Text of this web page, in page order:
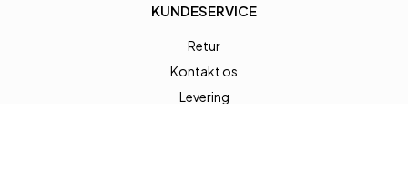
KUNDESERVICE
Retur
Kontakt os
Levering